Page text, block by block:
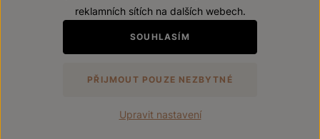
Prohlášení o přístupnosti
Zákaz prodeje alkoholických nápojů osobám mladším 18 let.
VytvořilwebProgress
reklamních sítích na dalších webech.
SOUHLASÍM
PŘIJMOUT POUZE NEZBYTNÉ
Upravit nastavení